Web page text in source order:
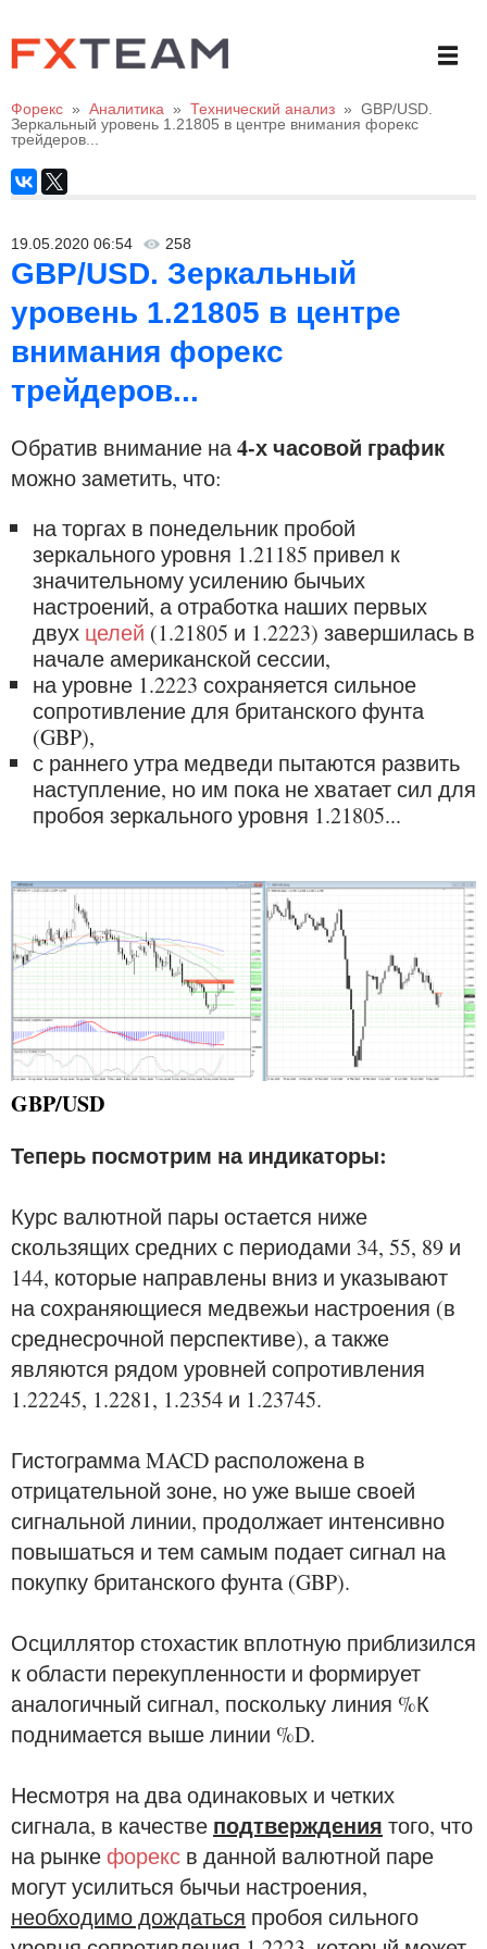
Форекс » Аналитика » Технический анализ » GBP/USD.
Зеркальный уровень 1.21805 в центре внимания форекс
трейдеров...
19.05.2020 06:54 258
GBP/USD. Зеркальный
уровень 1.21805 в центре
внимания форекс
трейдеров...
Обратив внимание на4-х часовой график
можно заметить, что:
на торгах в понедельник пробой
зеркального уровня 1.21185 привел к
значительному усилению бычьих
настроений, а отработка наших первых
двух целей (1.21805 и 1.2223) завершилась в
начале американской сессии,
на уровне 1.2223 сохраняется сильное
сопротивление для британского фунта
(GBP),
с раннего утра медведи пытаются развить
наступление, но им пока не хватает сил для
пробоя зеркального уровня 1.21805...
GBP/USD
Теперь посмотрим на индикаторы:
Курс валютной пары остается ниже
скользящих средних с периодами 34, 55, 89 и
144, которые направлены вниз и указывают
на сохраняющиеся медвежьи настроения (в
среднесрочной перспективе), а также
являются рядом уровней сопротивления
1.22245, 1.2281, 1.2354 и 1.23745.
Гистограмма MACD расположена в
отрицательной зоне, но уже выше своей
сигнальной линии, продолжает интенсивно
повышаться и тем самым подает сигнал на
покупку британского фунта (GBP).
Осциллятор стохастик вплотную приблизился
к области перекупленности и формирует
аналогичный сигнал, поскольку линия %К
поднимается выше линии %D.
Несмотря на два одинаковых и четких
сигнала, в качестве подтверждения того, что
на рынкефорекс в данной валютной паре
могут усилиться бычьи настроения,
необходимо дождаться пробоя сильного